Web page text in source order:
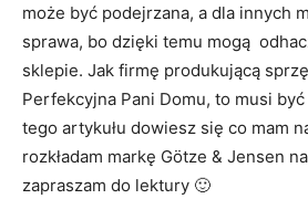
może być podejrzana, a dla innych
sprawa, bo dzięki temu mogą
sklepie. Jak firmę produkującą
Perfekcyjna Pani Domu, to musi
tego artykułu dowiesz się co mam
rozkładam markę Götze & Jensen
zapraszam do lektury 🙂